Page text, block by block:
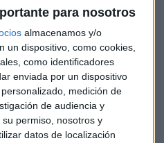
para nosotros
almacenamos y/o
un dispositivo, como cookies,
como identificadores
enviada por un dispositivo
medición de
de audiencia y
su permiso, nosotros y
datos de localización
de Japón
en contracción por
nipón repuntaligeramente
a los 48.1 del mes anterior
siguen
más bajo en más de tres
de este subíndice baja